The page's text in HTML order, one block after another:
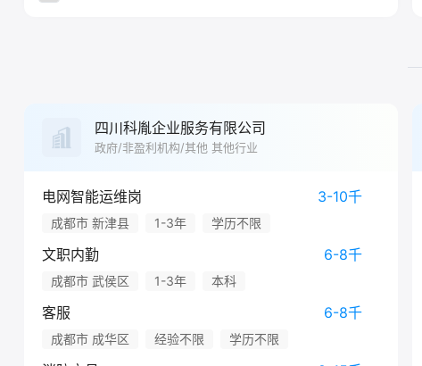
四川科胤企业服务有限公司
政府/非盈利机构/其他 其他行业
电网智能运维岗 3-10千
成都市 新津县 1-3年 学历不限
文职内勤 6-8千
成都市 武侯区 1-3年 本科
客服 6-8千
成都市 成华区 经验不限 学历不限